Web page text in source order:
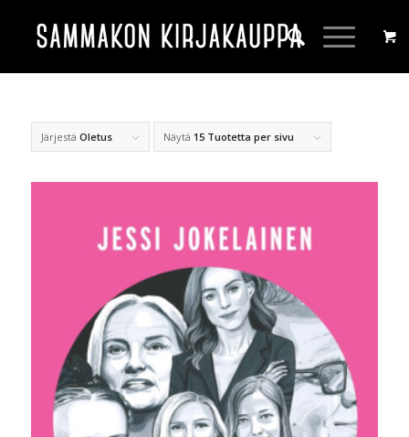
Järjestä Oletus Näytä 15 Tuotetta per sivu